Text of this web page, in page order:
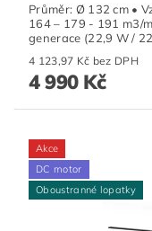
Průměr: Ø 132 cm •
164 – 179 - 191 m3/
generace (22,9 W /
4 123,97 Kč bez DPH
4 990 Kč
Akce
DC motor
Oboustranné lopatky